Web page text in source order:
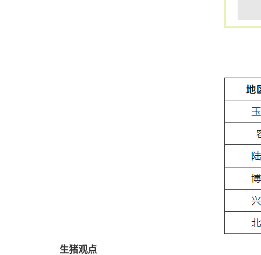
生猪观点